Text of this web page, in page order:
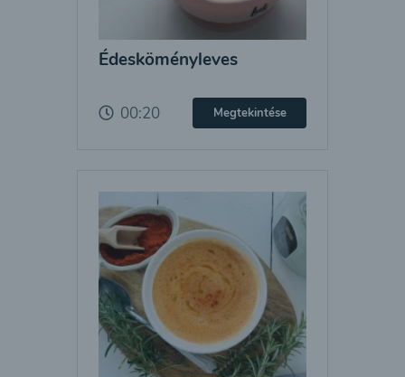
Édesköményleves
00:20 Megtekintése